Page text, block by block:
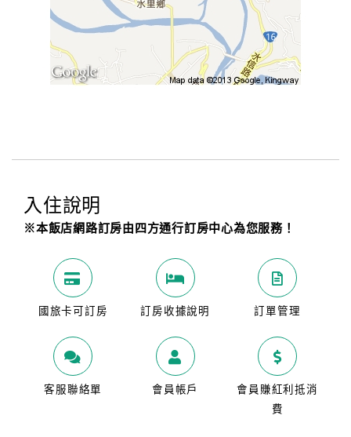
入住說明
※本飯店網路訂房由四方通行訂房中心為您服務！
國旅卡可訂房 訂房收據說明 訂單管理
客服聯絡單 會員帳戶
會員賺紅利抵消
費